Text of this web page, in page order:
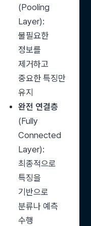
(Pooling
Layer):
불필요한
정보를
제거하고
중요한 특징만
유지
완전 연결층
(Fully
Connected
Layer):
최종적으로
특징을
기반으로
분류나 예측
수행